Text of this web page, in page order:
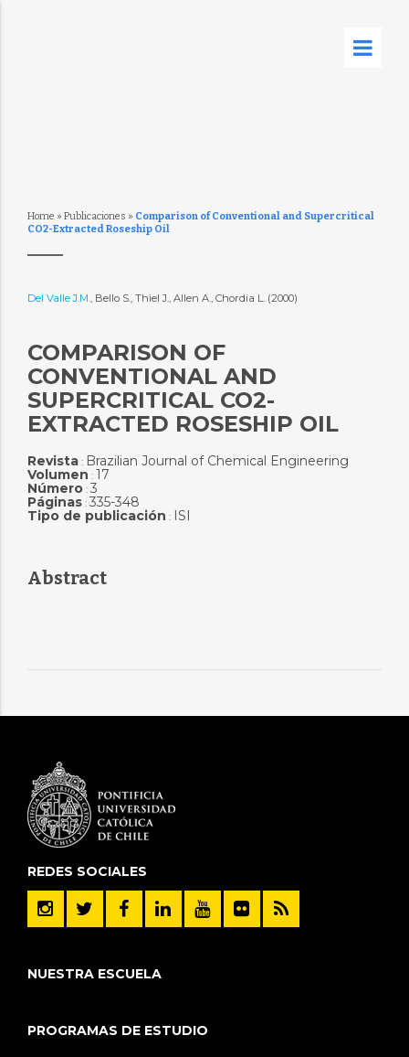
Home » Publicaciones » Comparison of Conventional and Supercritical
CO2-Extracted Roseship Oil
Del Valle J.M., Bello S., Thiel J., Allen A., Chordia L. (2000)
COMPARISON OF
CONVENTIONAL AND
SUPERCRITICAL CO2-
EXTRACTED ROSESHIP OIL
Revista: Brazilian Journal of Chemical Engineering
Volumen : 17
Número: 3
Páginas: 335-348
Tipo de publicación : ISI
Abstract
REDES SOCIALES
NUESTRA ESCUELA
PROGRAMAS DE ESTUDIO